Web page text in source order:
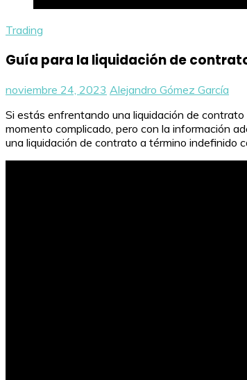
Trading
Guía para la liquidación de
noviembre 24, 2023 Alejandro Gómez García
Si estás enfrentando una liquidación de
momento complicado, pero con la información
una liquidación de contrato a término indefinido